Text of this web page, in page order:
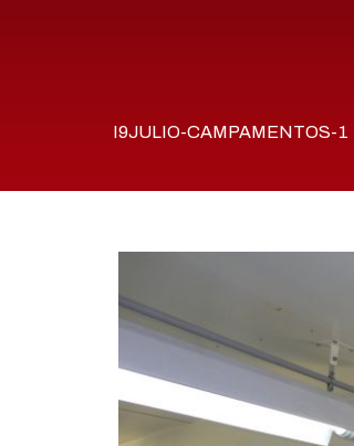
I9JULIO-CAMPAMENTOS-1